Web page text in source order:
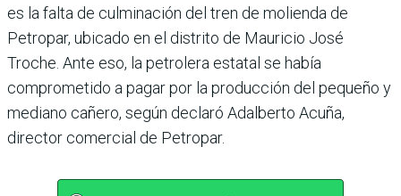
es la falta de culminación del tren de molienda de
Petro­par, ubicado en el distrito de Mauricio José
Troche. Ante eso, la petrolera esta­tal se había
comprometido a pagar por la producción del pequeño y
mediano cañero, según declaró Adalberto Acuña,
director comercial de Petropar.